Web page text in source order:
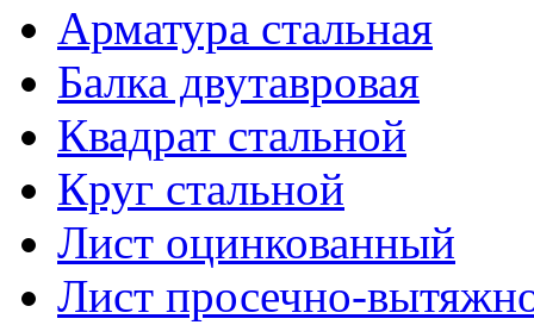
Арматура стальная
Балка двутавровая
Квадрат стальной
Круг стальной
Лист оцинкованный
Лист просечно-